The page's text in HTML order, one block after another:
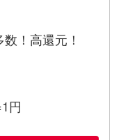
！高還元！
円